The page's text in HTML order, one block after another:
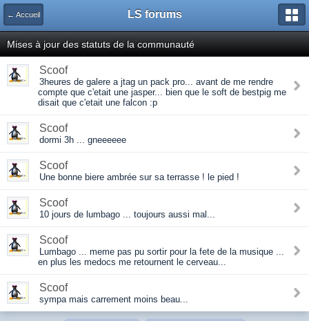
← Accueil LS forums
Mises à jour des statuts de la communauté
Scoof
3heures de galere a jtag un pack pro... avant de me rendre
compte que c'etait une jasper... bien que le soft de bestpig me
disait que c'etait une falcon :p
Scoof
dormi 3h ... gneeeeee
Scoof
Une bonne biere ambrée sur sa terrasse ! le pied !
Scoof
10 jours de lumbago ... toujours aussi mal...
Scoof
Lumbago ... meme pas pu sortir pour la fete de la musique ...
en plus les medocs me retournent le cerveau...
Scoof
sympa mais carrement moins beau...